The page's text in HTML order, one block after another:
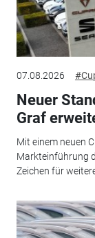
07.08.2026
Neuer
Graf
Mit einem neuen
Markteinführung
Zeichen für